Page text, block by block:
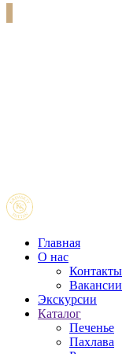
Главная
О нас
Контакты
Вакансии
Экскурсии
Каталог
Печенье
Пахлава